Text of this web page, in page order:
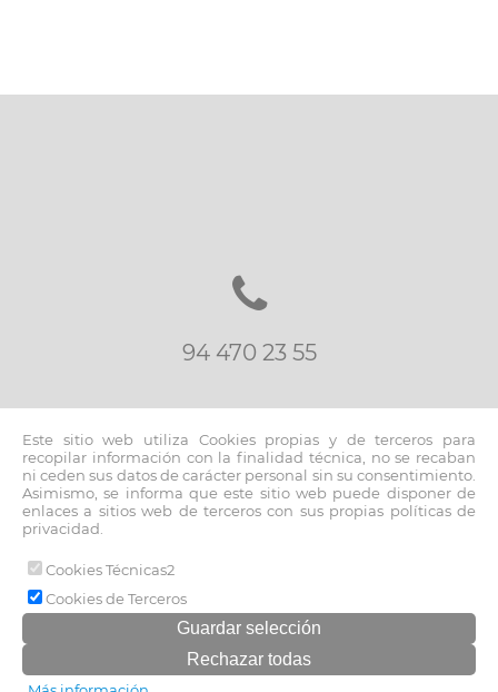
94 470 23 55
inmo@fernandoblancoapi.com
© 2026 www.fernandoblancoapi.com |
Aviso legal y política de privacidad|
Política de cookies
Este sitio web utiliza Cookies propias y de terceros para
recopilar información con la finalidad técnica, no se recaban
ni ceden sus datos de carácter personal sin su consentimiento.
Asimismo, se informa que este sitio web puede disponer de
enlaces a sitios web de terceros con sus propias políticas de
privacidad.
Cookies Técnicas2
Cookies de Terceros